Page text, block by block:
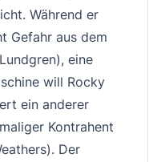
Während er
Gefahr aus dem
eine
will Rocky
ein anderer
Kontrahent
Der